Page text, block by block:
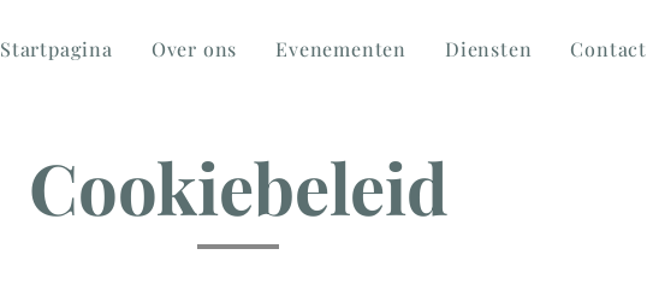
Startpagina Over ons Evenementen Diensten Contact
Cookiebeleid